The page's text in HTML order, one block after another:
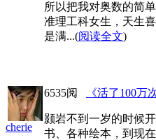
所以把我对奥数的简
准理工科女生，天生
是满...(阅读全文)
cherie
6535阅 《活了100万
颢岩不到一岁的时候
书、各种绘本，到现